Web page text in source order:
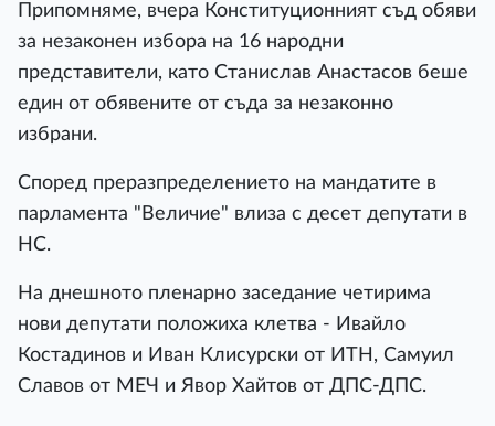
Припомняме, вчера Конституционният съд обяви
за незаконен избора на 16 народни
представители, като Станислав Анастасов беше
един от обявените от съда за незаконно
избрани.
Според преразпределението на мандатите в
парламента "Величие" влиза с десет депутати в
НС.
На днешното пленарно заседание четирима
нови депутати положиха клетва - Ивайло
Костадинов и Иван Клисурски от ИТН, Самуил
Славов от МЕЧ и Явор Хайтов от ДПС-ДПС.